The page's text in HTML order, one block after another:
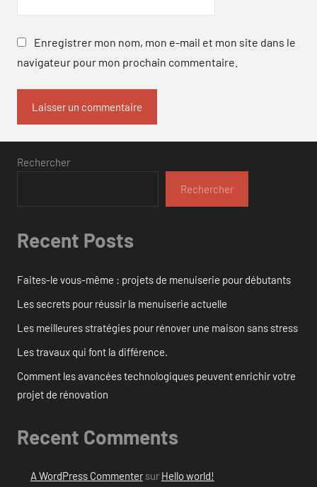
Enregistrer mon nom, mon e-mail et mon site dans le
navigateur pour mon prochain commentaire.
Rechercher
Rechercher
Recent Posts
Faites-le vous-même : projets de menuiserie pour débutants
Les secrets pour réussir la menuiserie actuelle
Les meilleures stratégies pour rénover une maison sans stress
Les travaux qui font la différence.
Comment les avancées technologiques peuvent enrichir votre
projet de rénovation
Recent Comments
A WordPress Commentersur Hello world!